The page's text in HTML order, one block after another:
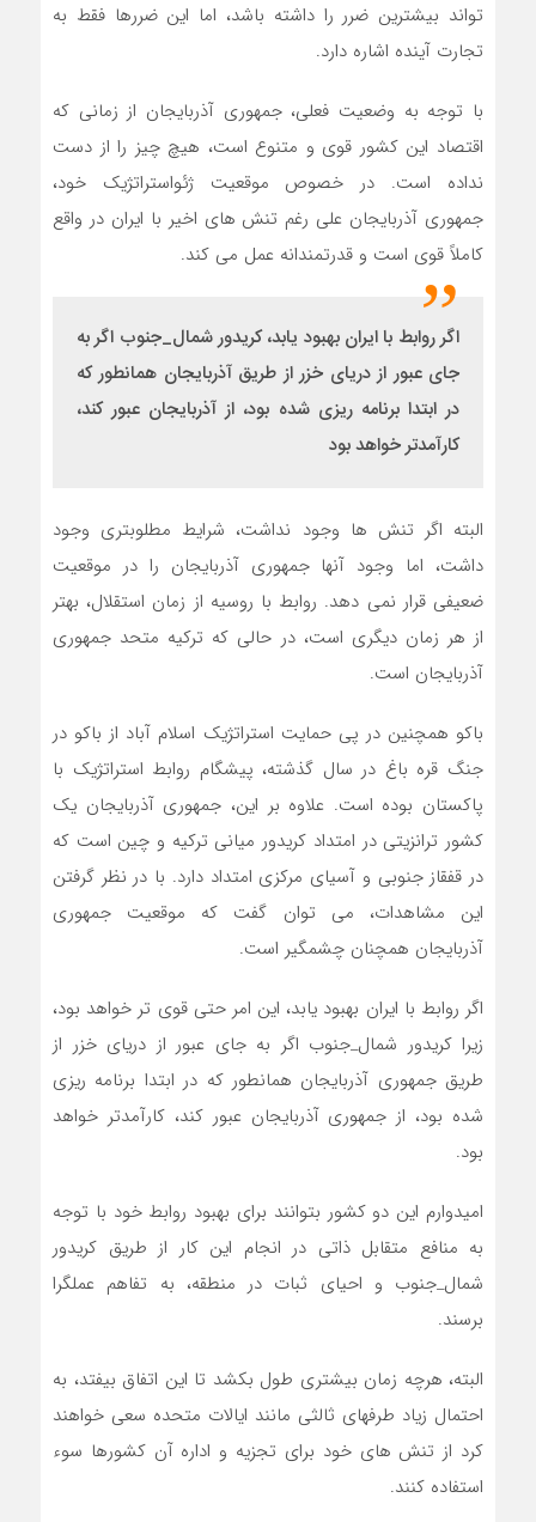
تواند بیشترین ضرر را داشته باشد، اما این ضررها فقط به
تجارت آینده اشاره دارد.
با توجه به وضعیت فعلی، جمهوری آذربایجان از زمانی که
اقتصاد این کشور قوی و متنوع است، هیچ چیز را از دست
نداده است. در خصوص موقعیت ژئواستراتژیک خود،
جمهوری آذربایجان علی رغم تنش های اخیر با ایران در واقع
کاملاً قوی است و قدرتمندانه عمل می کند.
اگر روابط با ایران بهبود یابد، کریدور شمال_جنوب اگر به
جای عبور از دریای خزر از طریق آذربایجان همانطور که
در ابتدا برنامه ریزی شده بود، از آذربایجان عبور کند،
کارآمدتر خواهد بود
البته اگر تنش ها وجود نداشت، شرایط مطلوبتری وجود
داشت، اما وجود آنها جمهوری آذربایجان را در موقعیت
ضعیفی قرار نمی دهد. روابط با روسیه از زمان استقلال، بهتر
از هر زمان دیگری است، در حالی که ترکیه متحد جمهوری
آذربایجان است.
باکو همچنین در پی حمایت استراتژیک اسلام آباد از باکو در
جنگ قره باغ در سال گذشته، پیشگام روابط استراتژیک با
پاکستان بوده است. علاوه بر این، جمهوری آذربایجان یک
کشور ترانزیتی در امتداد کریدور میانی ترکیه و چین است که
در قفقاز جنوبی و آسیای مرکزی امتداد دارد. با در نظر گرفتن
این مشاهدات، می توان گفت که موقعیت جمهوری
آذربایجان همچنان چشمگیر است.
اگر روابط با ایران بهبود یابد، این امر حتی قوی تر خواهد بود،
زیرا کریدور شمال_جنوب اگر به جای عبور از دریای خزر از
طریق جمهوری آذربایجان همانطور که در ابتدا برنامه ریزی
شده بود، از جمهوری آذربایجان عبور کند، کارآمدتر خواهد
بود.
امیدوارم این دو کشور بتوانند برای بهبود روابط خود با توجه
به منافع متقابل ذاتی در انجام این کار از طریق کریدور
شمال_جنوب و احیای ثبات در منطقه، به تفاهم عملگرا
برسند.
البته، هرچه زمان بیشتری طول بکشد تا این اتفاق بیفتد، به
احتمال زیاد طرفهای ثالثی مانند ایالات متحده سعی خواهند
کرد از تنش های خود برای تجزیه و اداره آن کشورها سوء
استفاده کنند.